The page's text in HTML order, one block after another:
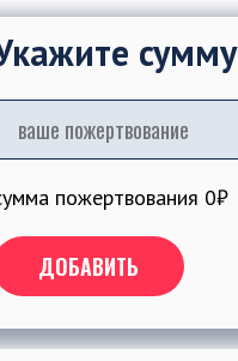
сумму
пожертвования 0₽
ДОБАВИТЬ